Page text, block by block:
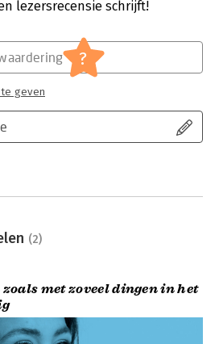
6-2026
management
lezersrecensie schrijft!
?
geven
(2)
zoals met zoveel dingen in het